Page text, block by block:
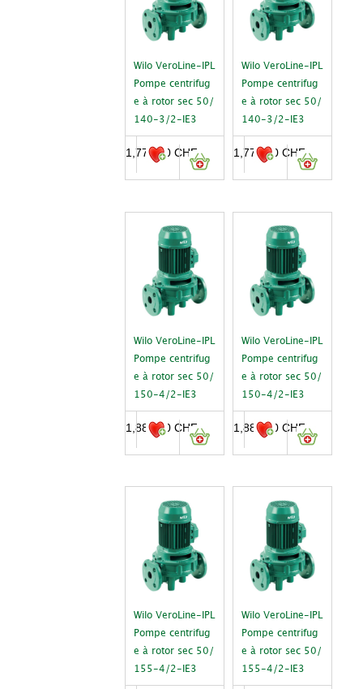
Wilo VeroLine-IPL
Pompe centrifug
e à rotor sec 50/
140-3/2-IE3
1,776.00CHF
Wilo VeroLine-IPL
Pompe centrifug
e à rotor sec 50/
140-3/2-IE3
1,776.00CHF
Wilo VeroLine-IPL
Pompe centrifug
e à rotor sec 50/
150-4/2-IE3
1,885.00CHF
Wilo VeroLine-IPL
Pompe centrifug
e à rotor sec 50/
150-4/2-IE3
1,885.00CHF
Wilo VeroLine-IPL
Pompe centrifug
e à rotor sec 50/
155-4/2-IE3
Wilo VeroLine-IPL
Pompe centrifug
e à rotor sec 50/
155-4/2-IE3